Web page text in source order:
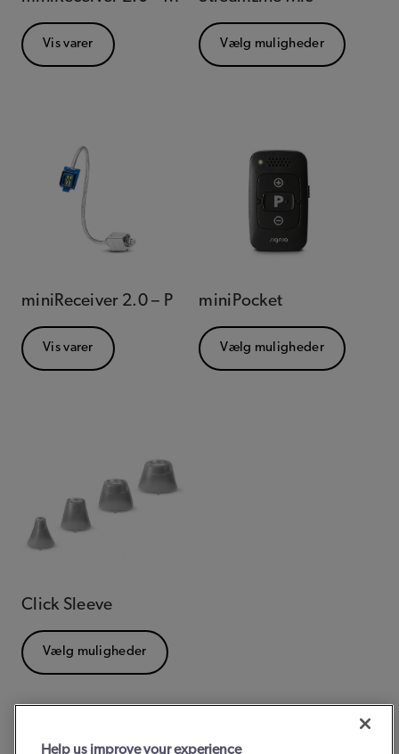
Vis varer Vælg muligheder
miniReceiver 2.0 – P
Vis varer
miniPocket
Vælg muligheder
Click Sleeve
Vælg muligheder
Help us improve your experience